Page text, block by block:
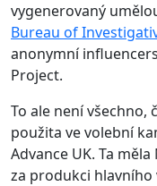
vygenerovaný
Bureau of
anonymní
Project.
To ale není všechno,
použita ve volební
Advance UK. Ta
za produkci hlavního